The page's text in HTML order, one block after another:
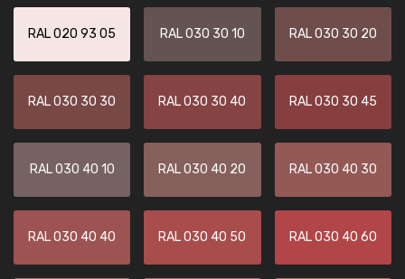
RAL 020 93 05 RAL 030 30 10 RAL 030 30 20
RAL 030 30 30 RAL 030 30 40 RAL 030 30 45
RAL 030 40 10 RAL 030 40 20 RAL 030 40 30
RAL 030 40 40 RAL 030 40 50 RAL 030 40 60